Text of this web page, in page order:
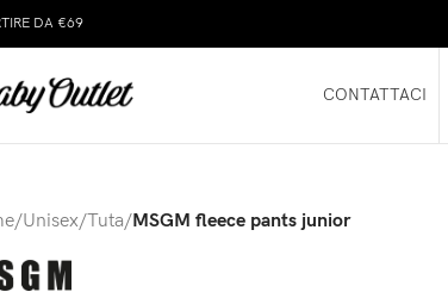
DA €69
CONTATTACI
/Unisex/Tuta/MSGM fleece pants junior